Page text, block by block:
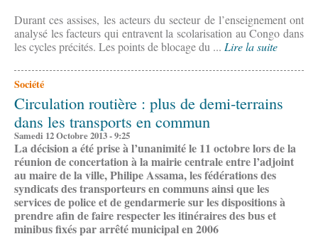
Durant ces assises, les acteurs du secteur de l’enseignement ont
analysé les facteurs qui entravent la scolarisation au Congo dans
les cycles précités. Les points de blocage du ... Lire la suite
Société
Circulation routière : plus de demi-terrains
dans les transports en commun
Samedi 12 Octobre 2013 - 9:25
La décision a été prise à l’unanimité le 11 octobre lors de la
réunion de concertationà la mairie centraleentre l’adjoint
au maire de la ville, Philipe Assama, les fédérations des
syndicats des transporteurs en communs ainsi que les
services de police et de gendarmerie sur les dispositions à
prendre afin de faire respecter les itinéraires des bus et
minibus fixés par arrêté municipal en 2006